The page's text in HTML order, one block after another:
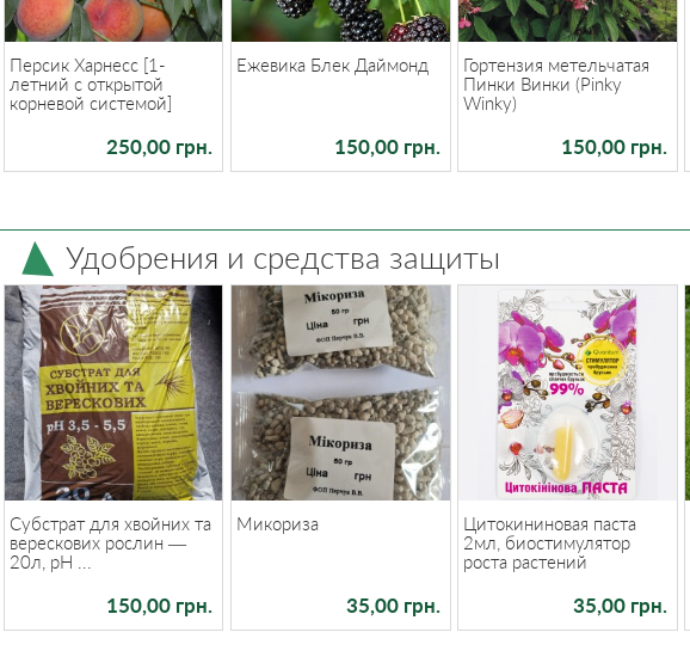
Персик Харнесс [1-
летний с открытой
корневой системой]
250,00 грн.
Ежевика Блек Даймонд
150,00 грн.
Гортензия метельчатая
Пинки Винки (Pinky
Winky)
150,00 грн.
Удобрения и средства защиты
Субстрат для хвойних та
верескових рослин —
20л, pH ...
150,00 грн.
Микориза
35,00 грн.
Цитокининовая паста
2мл, биостимулятор
роста растений
35,00 грн.